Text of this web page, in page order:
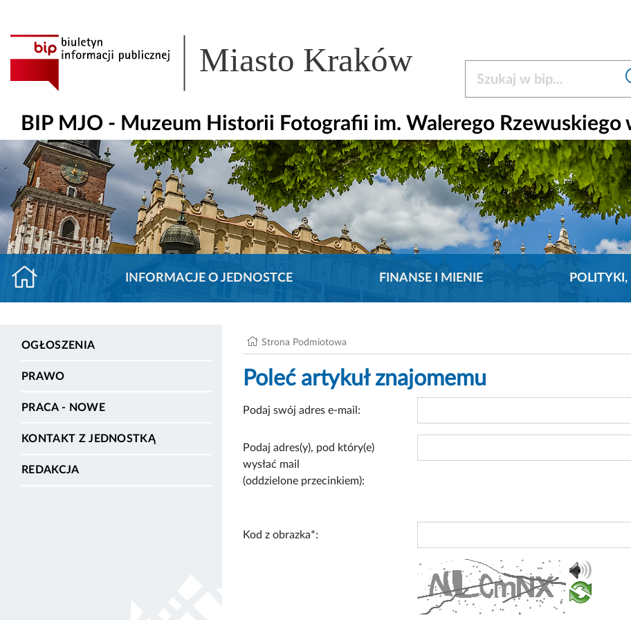
Miasto Kraków
BIP MJO - Muzeum Historii Fotografii im. Walerego Rzewuskiego
INFORMACJE O JEDNOSTCE FINANSE I MIENIE
OGŁOSZENIA
PRAWO
PRACA - NOWE
KONTAKT Z JEDNOSTKĄ
REDAKCJA
Strona Podmiotowa
Poleć artykuł znajomemu
Podaj swój adres e-mail:
Podaj adres(y), pod który(e)
wysłać mail
(oddzielone przecinkiem):
Kod z obrazka*: